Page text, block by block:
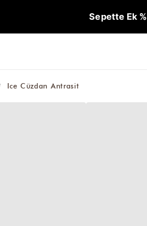
Sepette Ek
Ice Cüzdan Antrasit